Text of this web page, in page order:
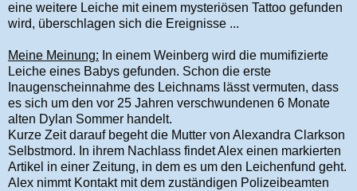
eine weitere Leiche mit einem mysteriösen Tattoo gefunden
wird, überschlagen sich die Ereignisse ...
Meine Meinung: In einem Weinberg wird die mumifizierte
Leiche eines Babys gefunden. Schon die erste
Inaugenscheinnahme des Leichnams lässt vermuten, dass
es sich um den vor 25 Jahren verschwundenen 6 Monate
alten Dylan Sommer handelt.
Kurze Zeit darauf begeht die Mutter von Alexandra Clarkson
Selbstmord. In ihrem Nachlass findet Alex einen markierten
Artikel in einer Zeitung, in dem es um den Leichenfund geht.
Alex nimmt Kontakt mit dem zuständigen Polizeibeamten